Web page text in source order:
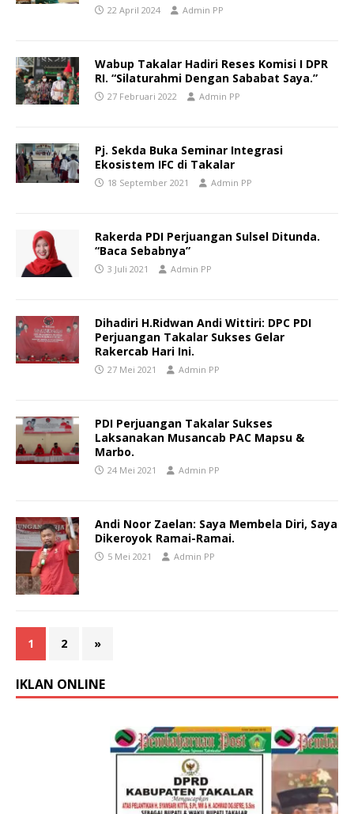
22 April 2024 Admin PP
Wabup Takalar Hadiri Reses Komisi I DPR
RI. “Silaturahmi Dengan Sababat Saya.”
27 Februari 2022 Admin PP
Pj. Sekda Buka Seminar Integrasi
Ekosistem IFC di Takalar
18 September 2021 Admin PP
Rakerda PDI Perjuangan Sulsel Ditunda.
“Baca Sebabnya”
3 Juli 2021 Admin PP
Dihadiri H.Ridwan Andi Wittiri: DPC PDI
Perjuangan Takalar Sukses Gelar
Rakercab Hari Ini.
27 Mei 2021 Admin PP
PDI Perjuangan Takalar Sukses
Laksanakan Musancab PAC Mapsu &
Marbo.
24 Mei 2021 Admin PP
Andi Noor Zaelan: Saya Membela Diri, Saya
Dikeroyok Ramai-Ramai.
5 Mei 2021 Admin PP
1 2 »
IKLAN ONLINE